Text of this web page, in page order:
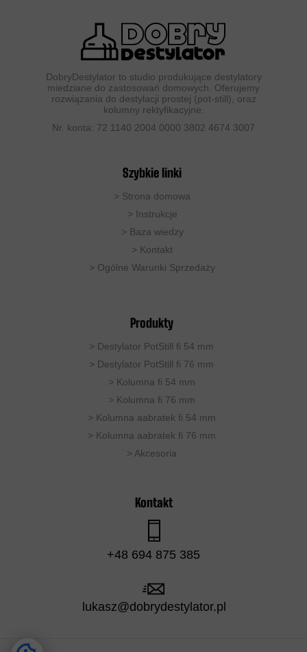
lukasz@dobrydestylator.pl
+48 694 875 385
Kontakt
Produkty
Szybkie linki
> Destylator PotStill fi 54 mm
> Destylator PotStill fi 76 mm
> Kolumna fi 54 mm
> Kolumna fi 76 mm
> Kolumna aabratek fi 54 mm
> Kolumna aabratek fi 76 mm
> Akcesoria
> Strona domowa
> Instrukcje
> Baza wiedzy
> Kontakt
> Ogólne Warunki Sprzedaży
DobryDestylator to studio produkujące destylatory
miedziane do zastosowań domowych. Oferujemy
rozwiązania do destylacji prostej (pot-still), oraz
kolumny rektyfikacyjne.
Nr. konta: 72 1140 2004 0000 3802 4674 3007